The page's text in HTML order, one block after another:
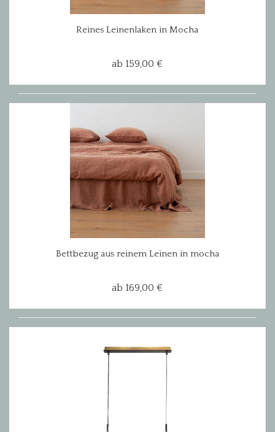
Reines Leinenlaken in Mocha
ab 159,00 €
Bettbezug aus reinem Leinen in mocha
ab 169,00 €